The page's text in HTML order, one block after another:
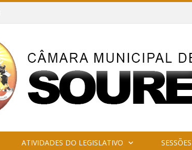
ATIVIDADES DO LEGISLATIVO SESSÕES